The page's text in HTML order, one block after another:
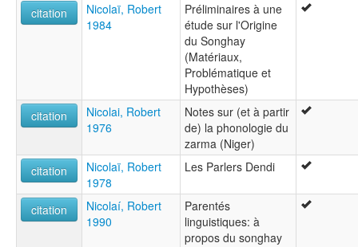
citation
Nicolaï, Robert
1984
Préliminaires à une
étude sur l'Origine
du Songhay
(Matériaux,
Problématique et
Hypothèses)
citation
Nicolai, Robert
1976
Notes sur (et à partir
de) la phonologie du
zarma (Niger)
citation
Nicolaï, Robert
1978
Les Parlers Dendi
citation
Nicolaí, Robert
1990
Parentés
linguistiques: à
propos du songhay